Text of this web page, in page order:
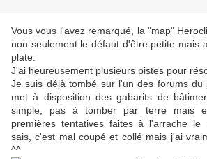
Vous vous l'avez remarqué, la "map"
non seulement le défaut d'être petite mais
plate.
J'ai heureusement plusieurs pistes pour
Je suis déjà tombé sur l'un des forums du
met à disposition des gabarits de
simple, pas à tomber par terre mais
premières tentatives faites à l'arrache le
sais, c'est mal coupé et collé mais j'ai
^^